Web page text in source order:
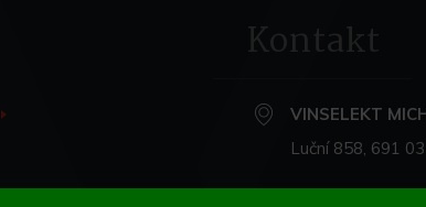
Kontakt
VINSELEKT
Luční 858, 691